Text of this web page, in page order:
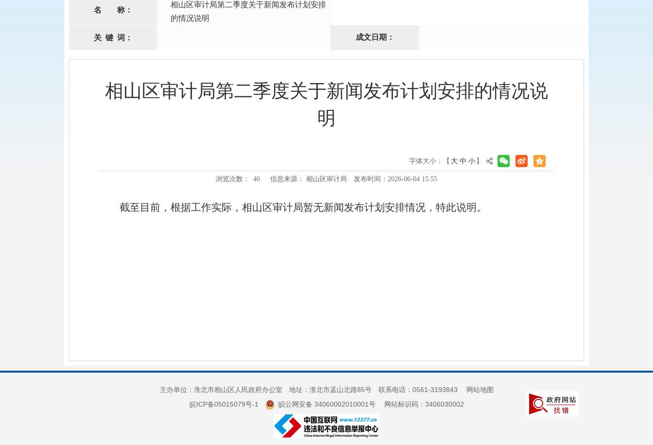
名 称：
相山区审计局第二季度关于新闻发布计划安排
的情况说明
关 键 词： 成文日期：
相山区审计局第二季度关于新闻发布计划安排的情况说
明
字体大小：【 大 中 小 】
浏览次数： 40 信息来源： 相山区审计局 发布时间：2026-06-04 15:55
截至目前，根据工作实际，相山区审计局暂无新闻发布计划安排情况，特此说明。
主办单位：淮北市相山区人民政府办公室 地址：淮北市孟山北路85号 联系电话：0561-3193843
网站地图
皖ICP备05015079号-1
皖公网安备 34060002010001号网站标识码：3406030002